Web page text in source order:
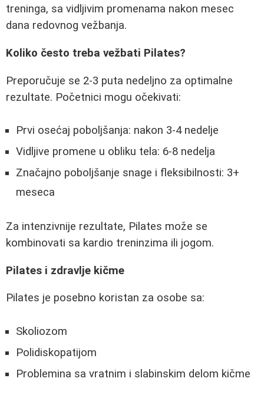
treninga, sa vidljivim promenama nakon mesec
dana redovnog vežbanja.
Koliko često treba vežbati Pilates?
Preporučuje se 2-3 puta nedeljno za optimalne
rezultate. Početnici mogu očekivati:
Prvi osećaj poboljšanja: nakon 3-4 nedelje
Vidljive promene u obliku tela: 6-8 nedelja
Značajno poboljšanje snage i fleksibilnosti: 3+
meseca
Za intenzivnije rezultate, Pilates može se
kombinovati sa kardio treninzima ili jogom.
Pilates i zdravlje kičme
Pilates je posebno koristan za osobe sa:
Skoliozom
Polidiskopatijom
Problemina sa vratnim i slabinskim delom kičme